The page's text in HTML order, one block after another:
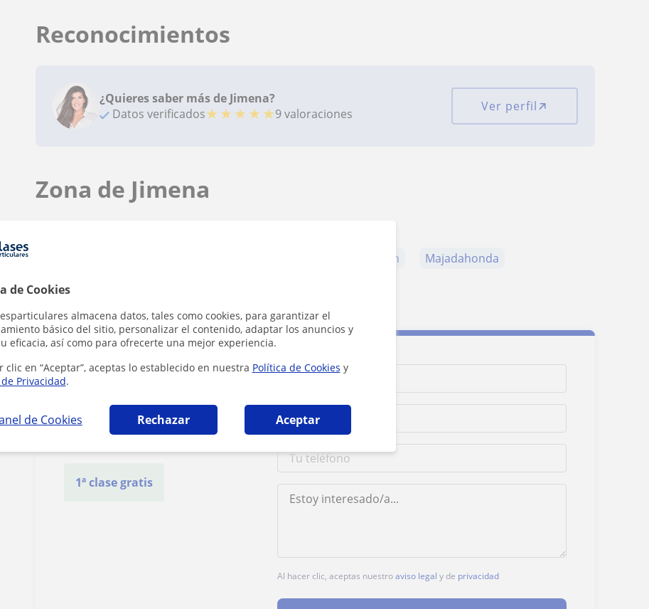
de Cookies
almacena datos, tales como cookies, para garantizar el
básico del sitio, personalizar el contenido, adaptar los anuncios y
eficacia, así como para ofrecerte una mejor experiencia.
clic en “Aceptar”, aceptas lo establecido en nuestra Política de Cookies y
Privacidad.
de Cookies Rechazar Aceptar
Reconocimientos
¿Quieres saber más de Jimena?
Datos verificados★ ★ ★ ★ ★9 valoraciones Ver perfil
Zona de Jimena
Pozuelo de Alarcón
Majadahonda
Las Rozas de Madrid
Contacta con Jimena
Tarifa 20€/h
1ª clase gratis
Al hacer clic, aceptas nuestroaviso legal y de privacidad